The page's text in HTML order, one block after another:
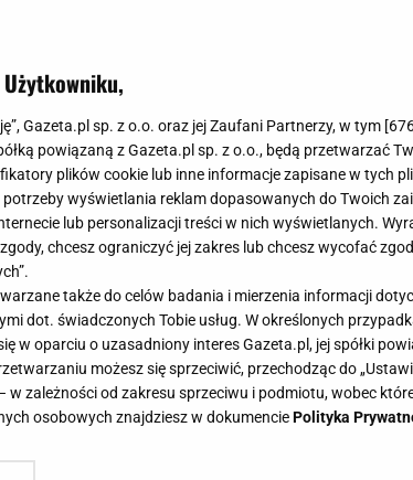
Gazeta.pl sp. z o.o. oraz jej Zaufani Partnerzy, w tym [
powiązaną z Gazeta.pl sp. z o.o., będą przetwarzać
plików cookie lub inne informacje zapisane w tych
wyświetlania reklam dopasowanych do Twoich
lub personalizacji treści w nich wyświetlanych.
chcesz ograniczyć jej zakres lub chcesz wycofać
także do celów badania i mierzenia informacji
dot. świadczonych Tobie usług. W określonych
w oparciu o uzasadniony interes Gazeta.pl, jej spółki
możesz się sprzeciwić, przechodząc do
w zależności od zakresu sprzeciwu i podmiotu, wobec
osobowych znajdziesz w dokumenciePolityka